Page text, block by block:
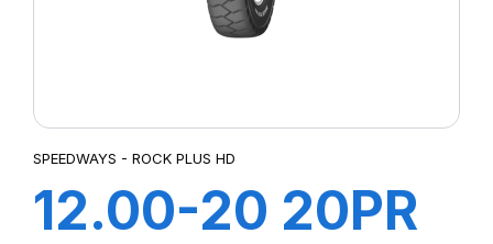
SPEEDWAYS - ROCK PLUS HD
12.00-20 20PR